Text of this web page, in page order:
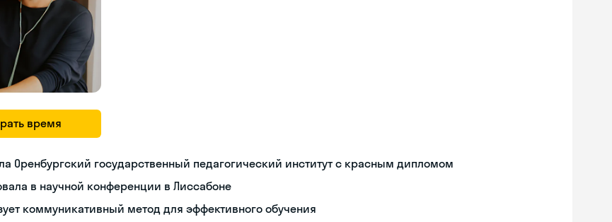
время
Оренбургский государственный педагогический институт с красным дипломом
в научной конференции в Лиссабоне
коммуникативный метод для эффективного обучения